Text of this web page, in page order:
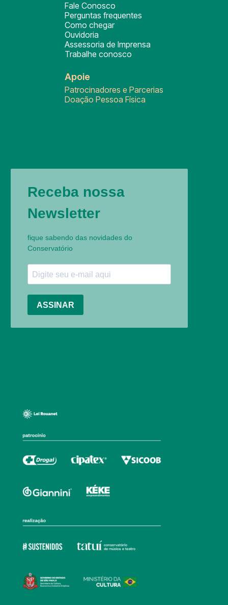
Fale Conosco
Perguntas frequentes
Como chegar
Ouvidoria
Assessoria de Imprensa
Trabalhe conosco
Apoie
Patrocinadores e Parcerias
Doação Pessoa Física